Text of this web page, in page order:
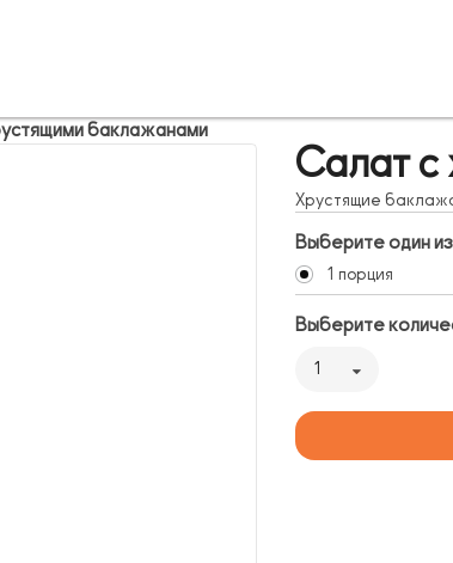
баклажанами
Салат с
Хрустящие
Выберите один
1 порция
Выберите
1